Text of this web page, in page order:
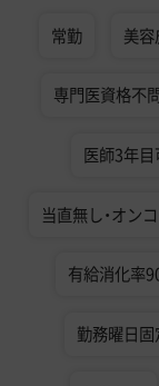
常勤 美
専門医資格不
医師3年目
当直無し・オン
有給消化率
勤務曜日固